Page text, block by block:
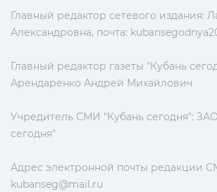
Главный редактор сетевого издания:
Александровна, почта:
Главный редактор газеты "Кубань
Арендаренко Андрей Михайлович
Учредитель СМИ "Кубань сегодня":
сегодня"
Адрес электронной почты редакции
kubanseg@mail.ru